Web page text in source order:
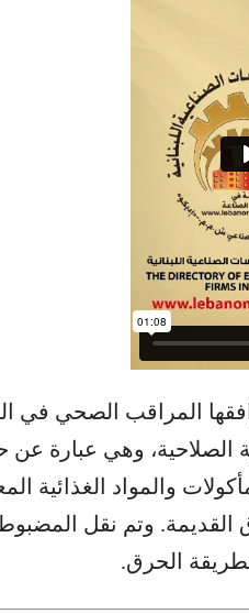
المراقب الصحي في
الصلاحية، وهي عبارة
والمواد الغذائية
القديمة. وتم نقل
الحرق.